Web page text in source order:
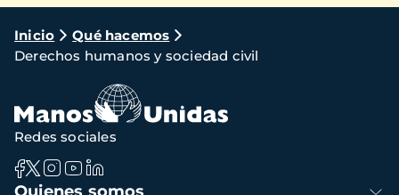
Ruta
de
navegación
Inicio
Qué hacemos
Derechos humanos y sociedad civil
Navegación
Redes sociales